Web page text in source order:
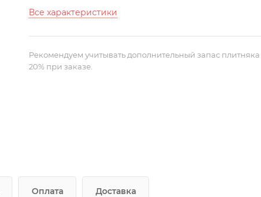
Все характеристики
Рекомендуем учитывать дополнительный запас плитняка
20% при заказе.
Оплата Доставка